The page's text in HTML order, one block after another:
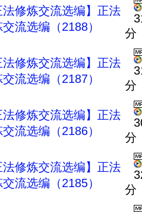
法修炼交流选编】正法
流选编（2188）
分
法修炼交流选编】正法
流选编（2187）
分
法修炼交流选编】正法
流选编（2186）
分
法修炼交流选编】正法
流选编（2185）
分